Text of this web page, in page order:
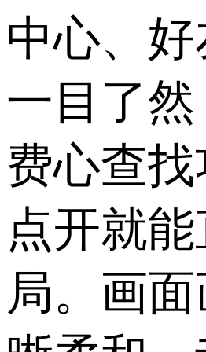
中心、
一目了然
费心查找
点开就
局。画